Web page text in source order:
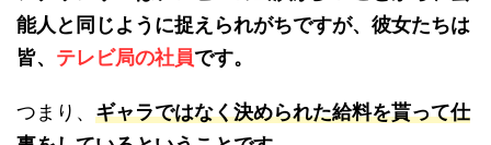
能人と同じように捉えられがちですが、彼女たちは
皆、 テレビ局の社員です。
つまり、 ギャラではなく決められた給料を貰って仕